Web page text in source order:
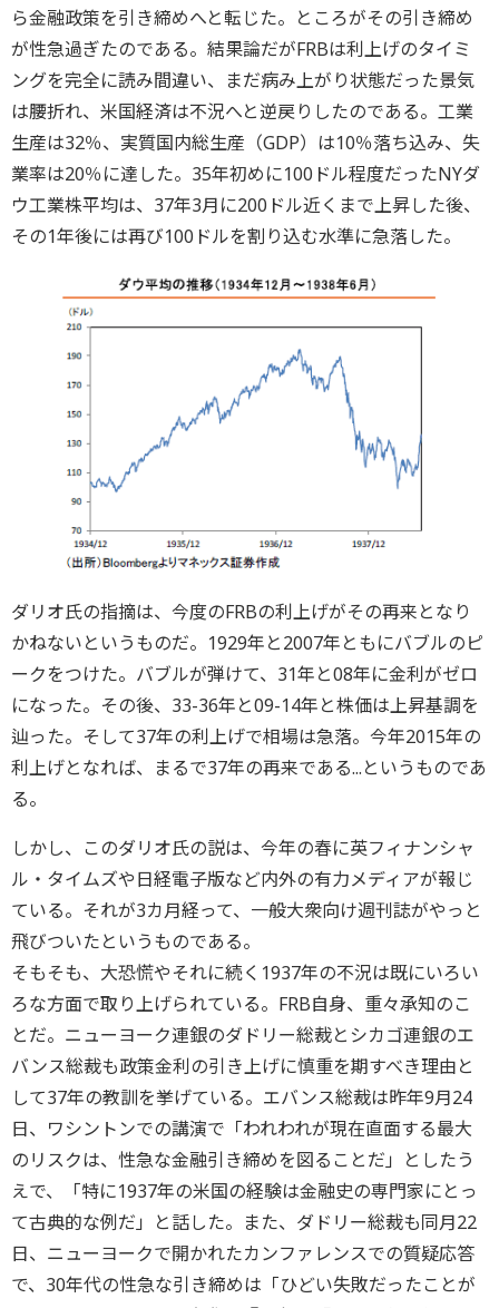
ら金融政策を引き締めへと転じた。ところがその引き締め
が性急過ぎたのである。結果論だがFRBは利上げのタイミ
ングを完全に読み間違い、まだ病み上がり状態だった景気
は腰折れ、米国経済は不況へと逆戻りしたのである。工業
生産は32％、実質国内総生産（GDP）は10％落ち込み、失
業率は20％に達した。35年初めに100ドル程度だったNYダ
ウ工業株平均は、37年3月に200ドル近くまで上昇した後、
その1年後には再び100ドルを割り込む水準に急落した。
ダリオ氏の指摘は、今度のFRBの利上げがその再来となり
かねないというものだ。1929年と2007年ともにバブルのピ
ークをつけた。バブルが弾けて、31年と08年に金利がゼロ
になった。その後、33-36年と09-14年と株価は上昇基調を
辿った。そして37年の利上げで相場は急落。今年2015年の
利上げとなれば、まるで37年の再来である...というものであ
る。
しかし、このダリオ氏の説は、今年の春に英フィナンシャ
ル・タイムズや日経電子版など内外の有力メディアが報じ
ている。それが3カ月経って、一般大衆向け週刊誌がやっと
飛びついたというものである。
そもそも、大恐慌やそれに続く1937年の不況は既にいろい
ろな方面で取り上げられている。FRB自身、重々承知のこ
とだ。ニューヨーク連銀のダドリー総裁とシカゴ連銀のエ
バンス総裁も政策金利の引き上げに慎重を期すべき理由と
して37年の教訓を挙げている。エバンス総裁は昨年9月24
日、ワシントンでの講演で「われわれが現在直面する最大
のリスクは、性急な金融引き締めを図ることだ」としたう
えで、「特に1937年の米国の経験は金融史の専門家にとっ
て古典的な例だ」と話した。また、ダドリー総裁も同月22
日、ニューヨークで開かれたカンファレンスでの質疑応答
で、30年代の性急な引き締めは「ひどい失敗だったことが